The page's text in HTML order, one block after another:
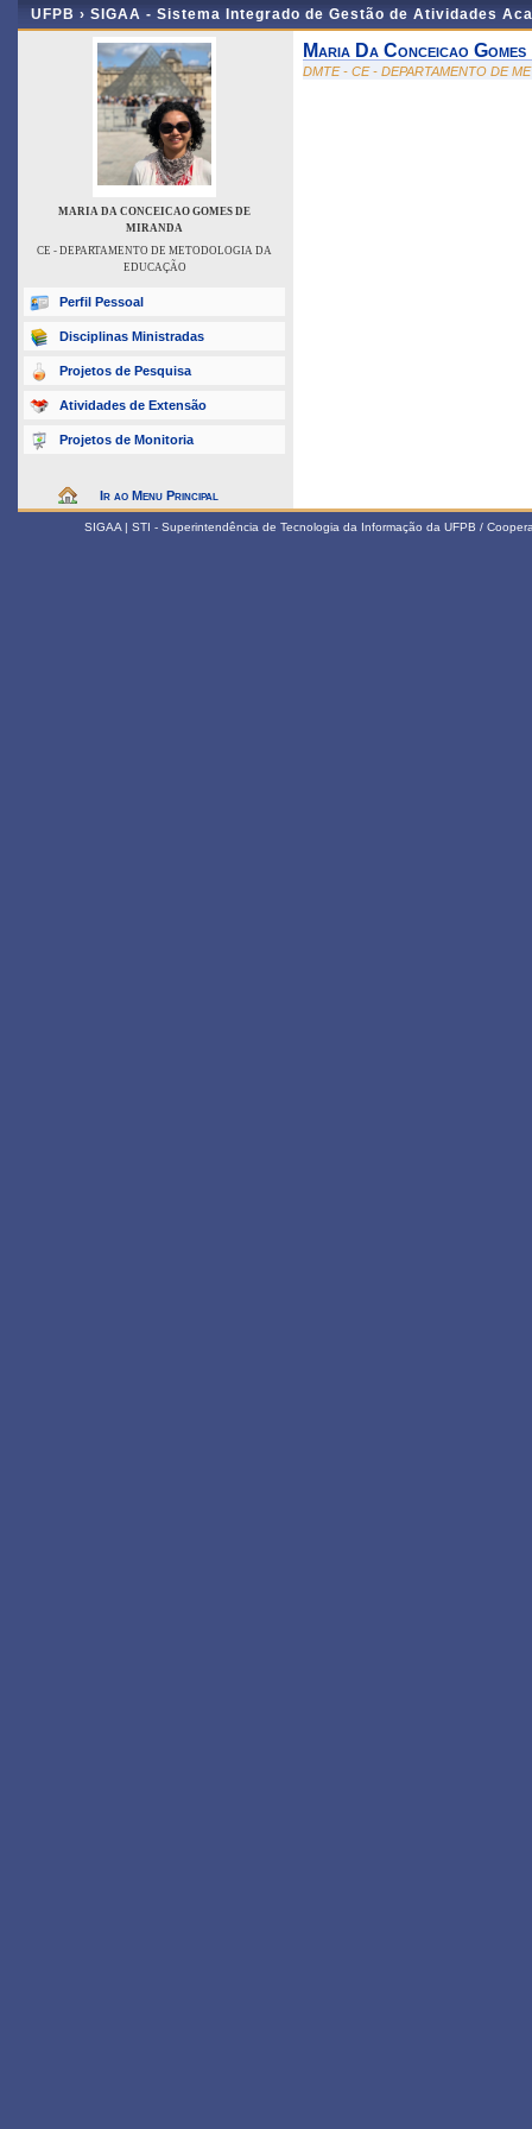
UFPB › SIGAA - Sistema Integrado de Gestão de Atividades
MARIA DA CONCEICAO GOMES DE
MIRANDA
CE - DEPARTAMENTO DE METODOLOGIA DA
EDUCAÇÃO
Perfil Pessoal
Disciplinas Ministradas
Projetos de Pesquisa
Atividades de Extensão
Projetos de Monitoria
Ir ao Menu Principal
Maria Da Conceicao
DMTE - CE - DEPARTAMENTO DE
SIGAA | STI - Superintendência de Tecnologia da Informação da UFPB /